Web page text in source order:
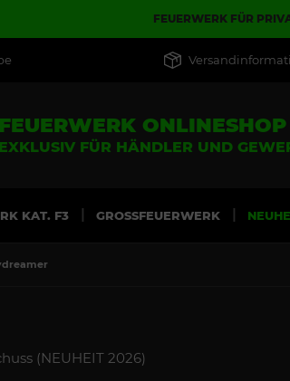
FEUERWERK FÜR
FEUERWERK ONLINESHOP
EXKLUSIV FÜR HÄNDLER UND
KAT. F3 GROSSFEUERWERK
(NEUHEIT 2026)